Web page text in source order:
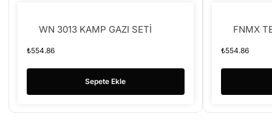
WN 3013 KAMP GAZI SETİ
₺554.86
Sepete Ekle
FNMX
₺554.86